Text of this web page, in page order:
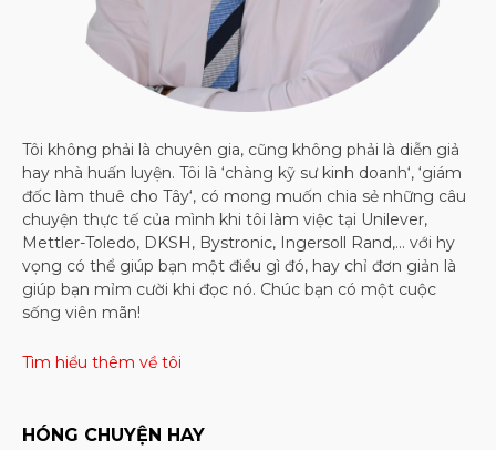
Tôi không phải là chuyên gia, cũng không phải là diễn giả
hay nhà huấn luyện. Tôi là ‘chàng kỹ sư kinh doanh‘, ‘giám
đốc làm thuê cho Tây‘, có mong muốn chia sẻ những câu
chuyện thực tế của mình khi tôi làm việc tại Unilever,
Mettler-Toledo, DKSH, Bystronic, Ingersoll Rand,… với hy
vọng có thể giúp bạn một điều gì đó, hay chỉ đơn giản là
giúp bạn mỉm cười khi đọc nó. Chúc bạn có một cuộc
sống viên mãn!
Tìm hiểu thêm về tôi
HÓNG CHUYỆN HAY